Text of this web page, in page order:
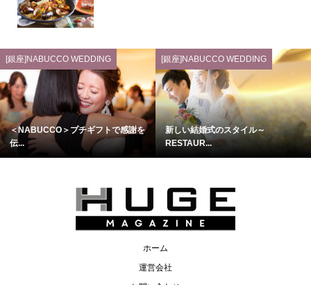
[銀座]NABUCCO WEDDING
＜NABUCCO＞プチギフトで感謝を
伝...
[銀座]NABUCCO WEDDING
新しい結婚式のスタイル～
RESTAUR...
ホーム
運営会社